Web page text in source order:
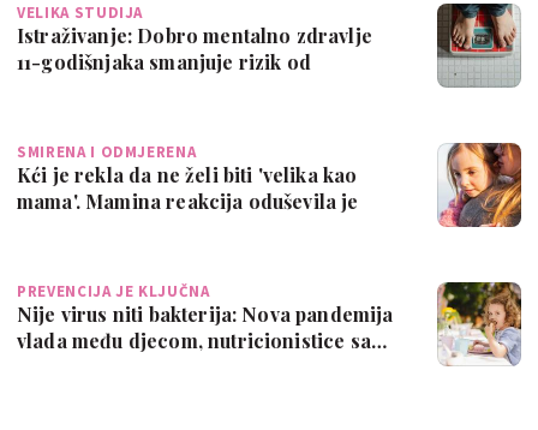
VELIKA STUDIJA
Istraživanje: Dobro mentalno zdravlje
11-godišnjaka smanjuje rizik od
SMIRENA I ODMJERENA
Kći je rekla da ne želi biti 'velika kao
mama'. Mamina reakcija oduševila je
PREVENCIJA JE KLJUČNA
Nije virus niti bakterija: Nova pandemija
vlada među djecom, nutricionistice sa…